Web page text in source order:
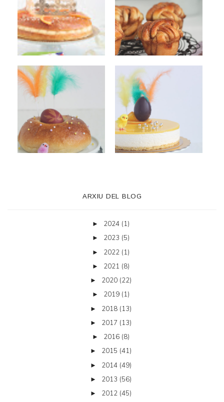
ARXIU DEL BLOG
► 2024 (1)
► 2023 (5)
► 2022 (1)
► 2021 (8)
► 2020 (22)
► 2019 (1)
► 2018 (13)
► 2017 (13)
► 2016 (8)
► 2015 (41)
► 2014 (49)
► 2013 (56)
► 2012 (45)